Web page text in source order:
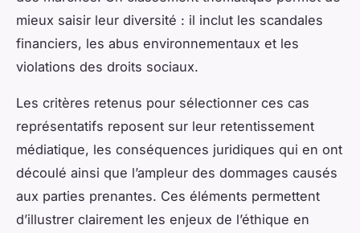
mieux saisir leur diversité : il inclut les scandales
financiers, les abus environnementaux et les
violations des droits sociaux.
Les critères retenus pour sélectionner ces cas
représentatifs reposent sur leur retentissement
médiatique, les conséquences juridiques qui en ont
découlé ainsi que l’ampleur des dommages causés
aux parties prenantes. Ces éléments permettent
d’illustrer clairement les enjeux de l’éthique en